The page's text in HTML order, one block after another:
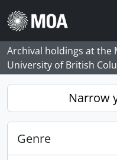
Skip to main content
Archival holdings at the
University of British
Narrow
Genre